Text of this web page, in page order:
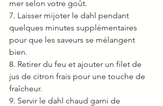
mer selon votre goût.
7. Laisser mijoter le dahl pendant
quelques minutes supplémentaires
pour que les saveurs se mélangent
bien.
8. Retirer du feu et ajouter un filet de
jus de citron frais pour une touche de
fraîcheur.
9. Servir le dahl chaud garni de